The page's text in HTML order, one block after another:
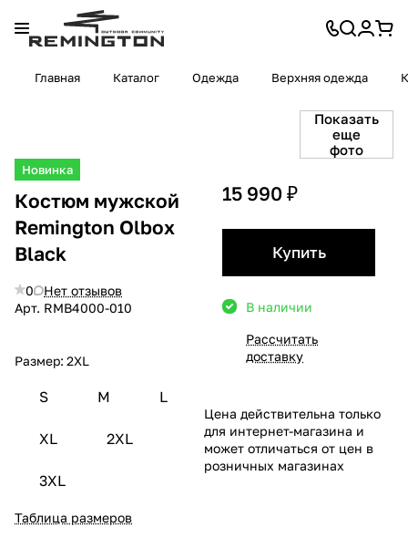
Главная Каталог Одежда Верхняя одежда
Показать
еще
фото
Новинка
Костюм мужской
Remington Olbox
Black
0
Нет отзывов
Арт. RMB4000-010
Размер: 2XL
S M L
XL 2XL
3XL
Таблица размеров
15 990 ₽
Купить
В наличии
Рассчитать
доставку
Цена действительна только
для интернет-магазина и
может отличаться от цен в
розничных магазинах